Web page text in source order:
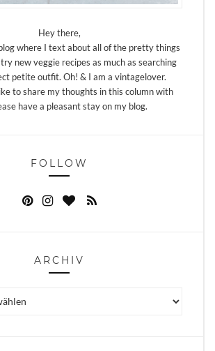
Hey there,
where I text about all of the pretty things
new veggie recipes as much as searching
petite outfit. Oh! & I am a vintagelover.
to share my thoughts in this column with
have a pleasant stay on my blog.
FOLLOW
ARCHIV